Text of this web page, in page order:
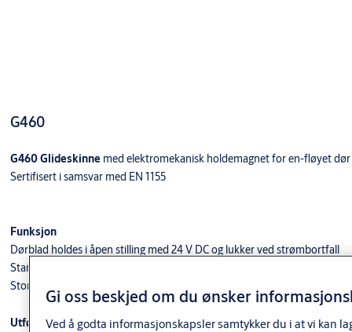
G460
G460 Glideskinnemed elektromekanisk holdemagnet for en-fløyet dør
Sertifisert i samsvar med EN 1155
Funksjon
Dørblad holdes i åpen stilling med 24 V DC og lukker ved strømbortfall
Standard montering på hengselside og karmside
Stort utvalg av monteringsalternativer
Utførelse
Gi oss beskjed om du ønsker
Ved å godta informasjonskapsler samtykker du i at vi kan